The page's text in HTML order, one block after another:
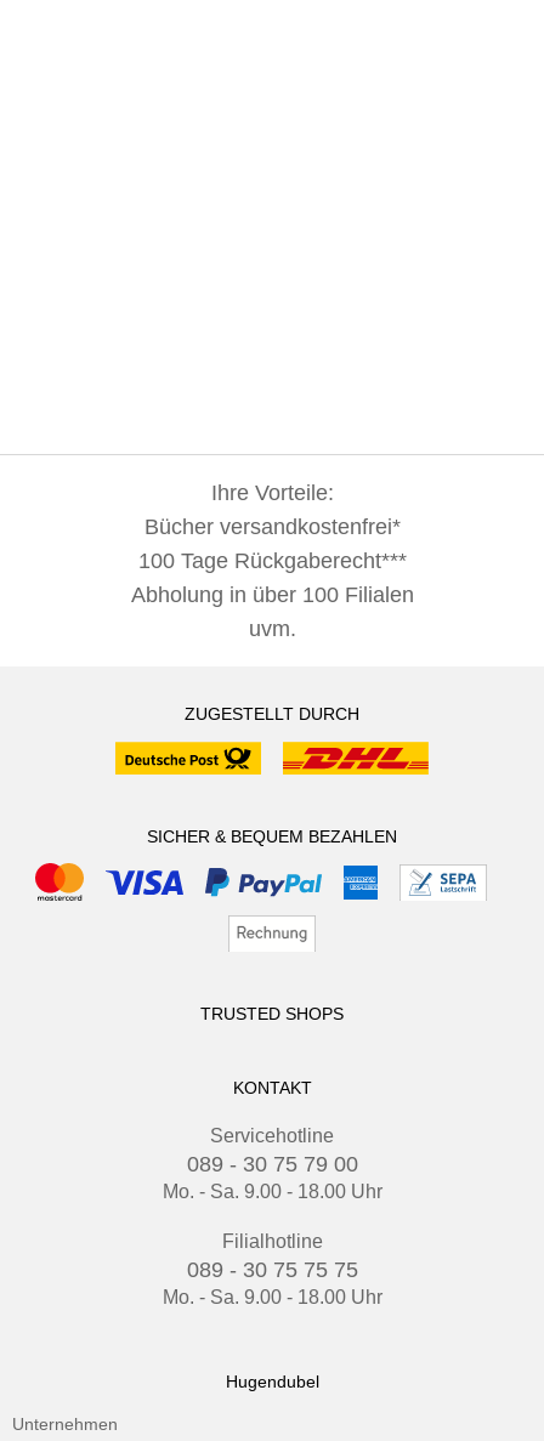
Ihre Vorteile:
Bücher versandkostenfrei*
100 Tage Rückgaberecht***
Abholung in über 100 Filialen
uvm.
ZUGESTELLT DURCH
SICHER & BEQUEM BEZAHLEN
TRUSTED SHOPS
KONTAKT
Servicehotline
089 - 30 75 79 00
Mo. - Sa. 9.00 - 18.00 Uhr
Filialhotline
089 - 30 75 75 75
Mo. - Sa. 9.00 - 18.00 Uhr
Hugendubel
Unternehmen